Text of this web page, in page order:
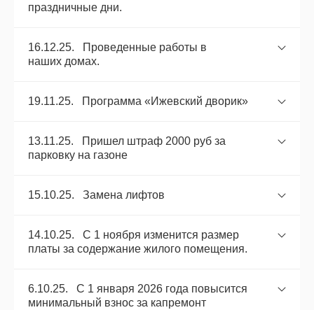
праздничные дни.
16.12.25. Проведенные работы в
наших домах.
19.11.25. Программа «Ижевский дворик»
13.11.25. Пришел штраф 2000 руб за
парковку на газоне
15.10.25. Замена лифтов
14.10.25. С 1 ноября изменится размер
платы за содержание жилого помещения.
6.10.25. С 1 января 2026 года повысится
минимальный взнос за капремонт